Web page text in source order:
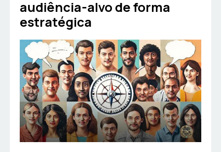
audiência-alvo de forma
estratégica